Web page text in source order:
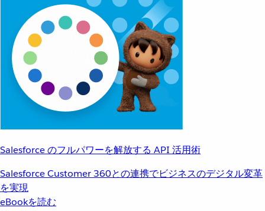
Salesforce のフルパワーを解放する API 活用術
Salesforce Customer 360との連携でビジネスのデジタル変革
を実現
eBookを読む